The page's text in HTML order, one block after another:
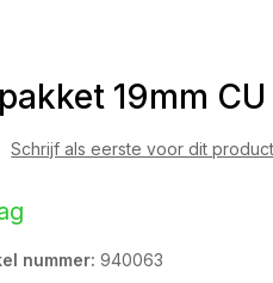
19mm CU
Schrijf als eerste voor dit
nummer: 940063